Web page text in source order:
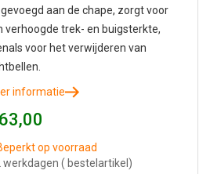
aan de chape, zorgt voor
verhoogde trek- en buigsterkte,
voor het verwijderen van
informatie
op voorraad
werkdagen ( bestelartikel)